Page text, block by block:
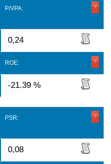
P/VPA:
0,24
ROE:
-21.39 %
PSR:
0,08